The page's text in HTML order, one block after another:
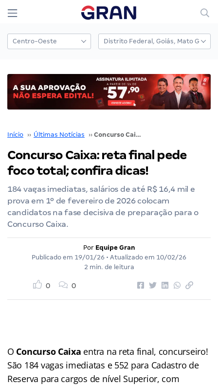
Início ›› Últimas Notícias ›› Concurso Caixa: reta final pede foco total; confira dicas!
Concurso Caixa: reta final pede
foco total; confira dicas!
184 vagas imediatas, salários de até R$ 16,4 mil e
prova em 1º de fevereiro de 2026 colocam
candidatos na fase decisiva de preparação para o
Concurso Caixa.
Por Equipe Gran
Publicado em 19/01/26 • Atualizado em 10/02/26
2 min. de leitura
0 0
O Concurso Caixa entra na reta final, concurseiro!
São 184 vagas imediatas e 552 para Cadastro de
Reserva para cargos de nível Superior, com